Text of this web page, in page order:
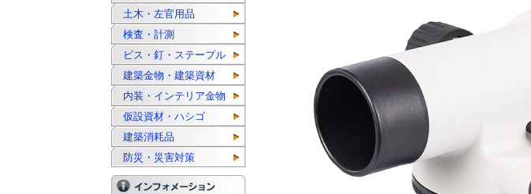
土木・左官用品
検査・計測
ビス・釘・ステープル
建築金物・建築資材
内装・インテリア金物
仮設資材・ハシゴ
建築消耗品
防災・災害対策